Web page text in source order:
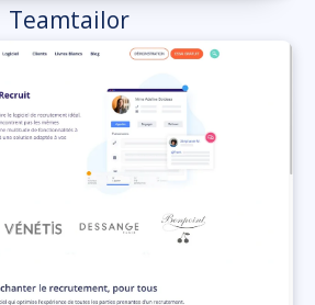
Teamtailor